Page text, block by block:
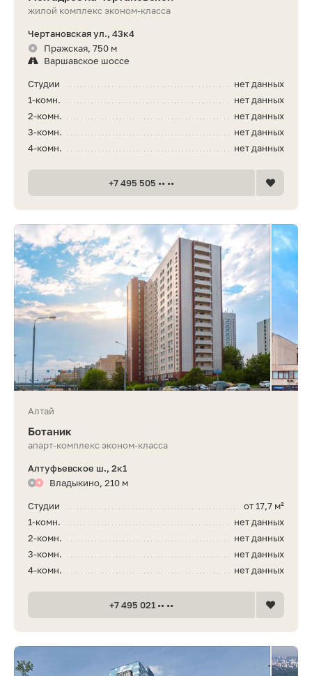
жилой комплекс эконом-класса
Чертановская ул., 43к4
Пражская, 750 м
Варшавское шоссе
нет данных
Студии
нет данных
1-комн.
нет данных
2-комн.
нет данных
3-комн.
нет данных
4-комн.
+7 495 505 •• ••
Алтай
Ботаник
апарт-комплекс эконом-класса
Алтуфьевское ш., 2к1
Владыкино, 210 м
от 17,7 м²
Студии
нет данных
1-комн.
нет данных
2-комн.
нет данных
3-комн.
нет данных
4-комн.
+7 495 021 •• ••